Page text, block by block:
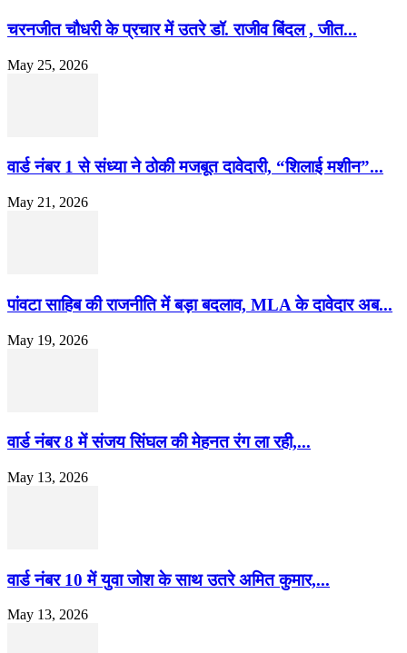
चरनजीत चौधरी के प्रचार में उतरे डॉ. राजीव बिंदल , जीत...
May 25, 2026
वार्ड नंबर 1 से संध्या ने ठोकी मजबूत दावेदारी, “शिलाई मशीन”...
May 21, 2026
पांवटा साहिब की राजनीति में बड़ा बदलाव, MLA के दावेदार अब...
May 19, 2026
वार्ड नंबर 8 में संजय सिंघल की मेहनत रंग ला रही,...
May 13, 2026
वार्ड नंबर 10 में युवा जोश के साथ उतरे अमित कुमार,...
May 13, 2026